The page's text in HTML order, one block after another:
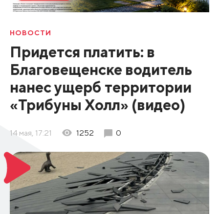
НОВОСТИ
Придется платить: в
Благовещенске водитель
нанес ущерб территории
«Трибуны Холл» (видео)
14 мая, 17:21 1252 0